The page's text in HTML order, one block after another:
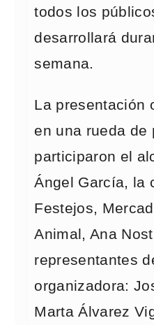
todos los
desarrollará
semana.
La presentación
en una rueda de
participaron el
Ángel García, la
Festejos,
Animal, Ana
representantes
organizadora:
Marta Álvarez